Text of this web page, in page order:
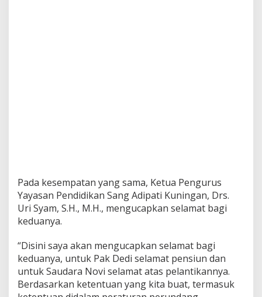
Pada kesempatan yang sama, Ketua Pengurus
Yayasan Pendidikan Sang Adipati Kuningan, Drs.
Uri Syam, S.H., M.H., mengucapkan selamat bagi
keduanya.
“Disini saya akan mengucapkan selamat bagi
keduanya, untuk Pak Dedi selamat pensiun dan
untuk Saudara Novi selamat atas pelantikannya.
Berdasarkan ketentuan yang kita buat, termasuk